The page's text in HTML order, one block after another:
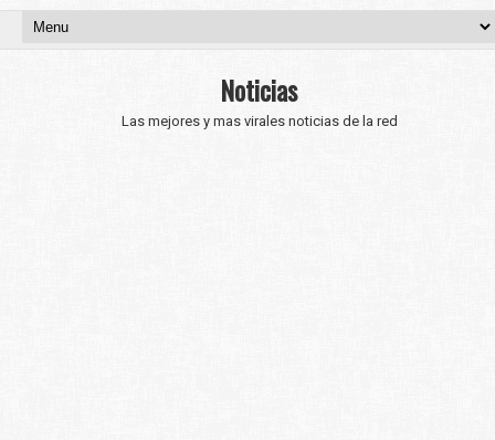
Noticias
Las mejores y mas virales noticias de la red